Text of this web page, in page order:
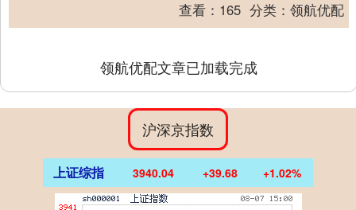
查看： 165 分类：领航优配
领航优配文章已加载完成
沪深京指数
上证综指 3940.04 +39.68 +1.02%